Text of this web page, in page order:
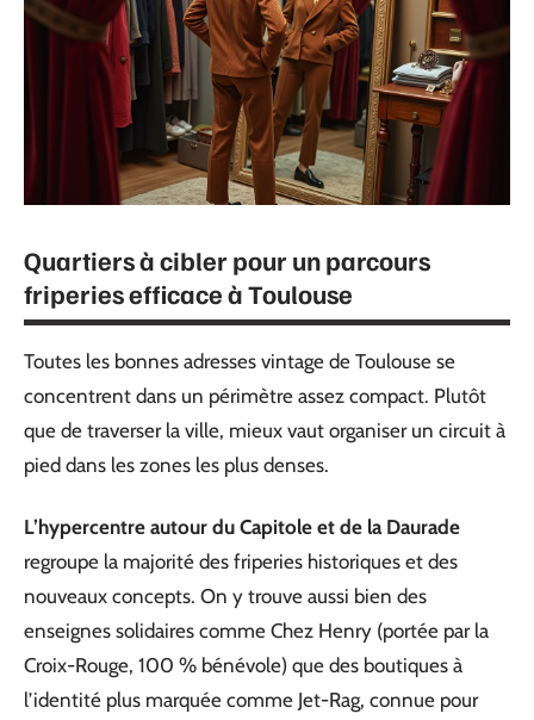
Quartiers à cibler pour un parcours
friperies efficace à Toulouse
Toutes les bonnes adresses vintage de Toulouse se
concentrent dans un périmètre assez compact. Plutôt
que de traverser la ville, mieux vaut organiser un circuit à
pied dans les zones les plus denses.
L’hypercentre autour du Capitole et de la Daurade
regroupe la majorité des friperies historiques et des
nouveaux concepts. On y trouve aussi bien des
enseignes solidaires comme Chez Henry (portée par la
Croix-Rouge, 100 % bénévole) que des boutiques à
l’identité plus marquée comme Jet-Rag, connue pour